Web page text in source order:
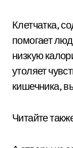
Клетчатка,
помогает
низкую
утоляет
кишечника,
Читайте